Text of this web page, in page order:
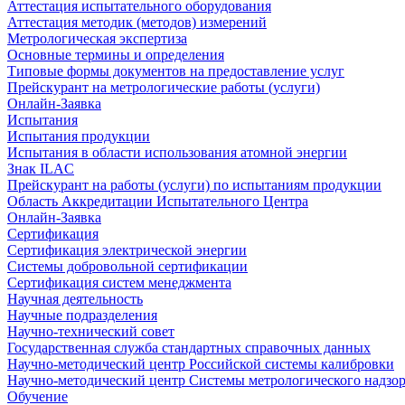
Аттестация испытательного оборудования
Аттестация методик (методов) измерений
Метрологическая экспертиза
Основные термины и определения
Типовые формы документов на предоставление услуг
Прейскурант на метрологические работы (услуги)
Онлайн-Заявка
Испытания
Испытания продукции
Испытания в области использования атомной энергии
Знак ILAC
Прейскурант на работы (услуги) по испытаниям продукции
Область Аккредитации Испытательного Центра
Онлайн-Заявка
Сертификация
Сертификация электрической энергии
Системы добровольной сертификации
Сертификация систем менеджмента
Научная деятельность
Научные подразделения
Научно-технический совет
Государственная служба стандартных справочных данных
Научно-методический центр Российской системы калибровки
Научно-методический центр Системы метрологического
Обучение